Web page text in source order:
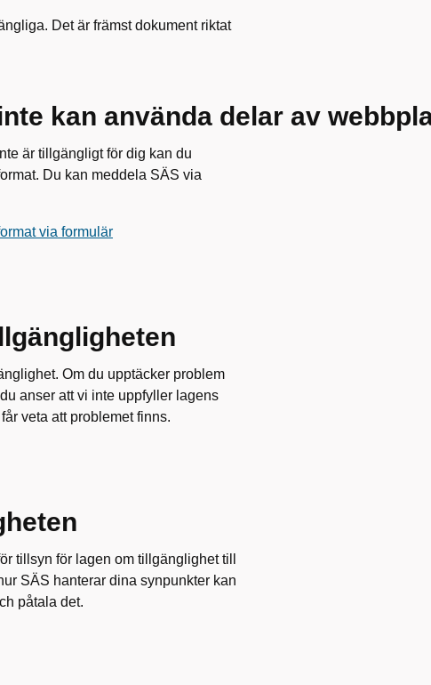
Det är främst dokument riktat
kan använda delar av
är tillgängligt för dig kan du
Du kan meddela SÄS via
via formulär
Om du upptäcker problem
anser att vi inte uppfyller lagens
veta att problemet finns.
tillsyn för lagen om tillgänglighet till
SÄS hanterar dina synpunkter kan
påtala det.